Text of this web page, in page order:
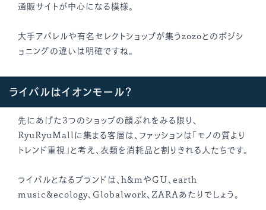
通販サイトが中心になる模様。
大手アパレルや有名セレクトショップが集うzozoとのポジシ
ョニングの違いは明確ですね。
ライバルはイオンモール？
先にあげた3つのショップの顔ぶれをみる限り、
RyuRyuMallに集まる客層は、ファッションは「モノの質より
トレンド重視」と考え、衣類を消耗品と割りきれる人たちです。
ライバルとなるブランドは、h&mやGU、earth
music&ecology、Globalwork、ZARAあたりでしょう。